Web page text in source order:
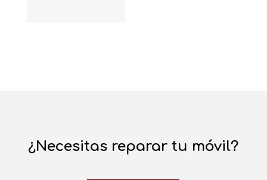
¿Necesitas reparar tu móvil?